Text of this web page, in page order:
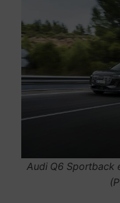
Audi Q6 Sportback